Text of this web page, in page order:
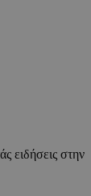
ειδήσεις στην